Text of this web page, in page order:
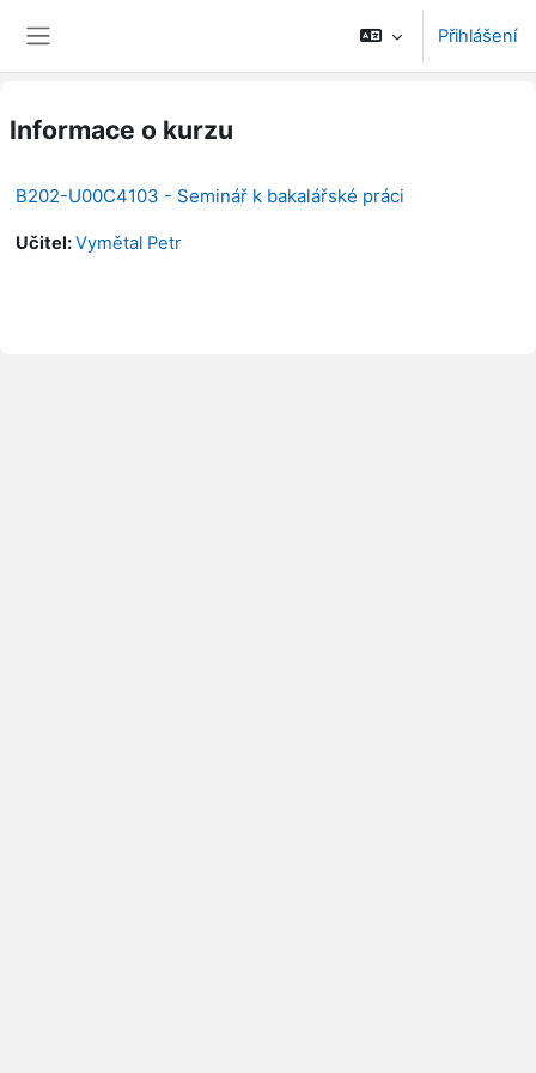
Přihlášení
Informace o kurzu
B202-U00C4103 - Seminář k bakalářské práci
Učitel:Vymětal Petr